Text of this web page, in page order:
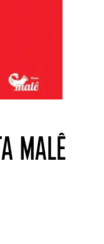
MALÊ